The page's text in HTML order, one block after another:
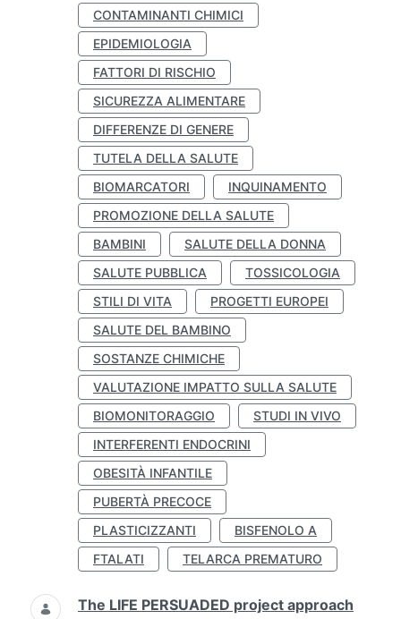
CONTAMINANTI CHIMICI
EPIDEMIOLOGIA
FATTORI DI RISCHIO
SICUREZZA ALIMENTARE
DIFFERENZE DI GENERE
TUTELA DELLA SALUTE
BIOMARCATORI
INQUINAMENTO
PROMOZIONE DELLA SALUTE
BAMBINI
SALUTE DELLA DONNA
SALUTE PUBBLICA
TOSSICOLOGIA
STILI DI VITA
PROGETTI EUROPEI
SALUTE DEL BAMBINO
SOSTANZE CHIMICHE
VALUTAZIONE IMPATTO SULLA SALUTE
BIOMONITORAGGIO
STUDI IN VIVO
INTERFERENTI ENDOCRINI
OBESITÀ INFANTILE
PUBERTÀ PRECOCE
PLASTICIZZANTI
BISFENOLO A
FTALATI
TELARCA PREMATURO
The LIFE PERSUADED project approach